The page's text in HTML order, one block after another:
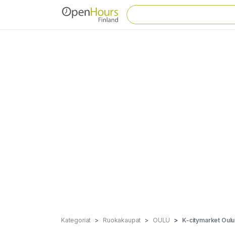
Kategoriat Ruokakaupat OULU K-citymarket